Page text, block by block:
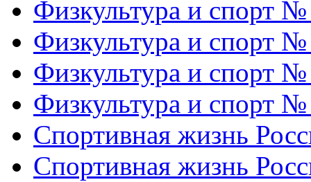
Физкультура и спорт
Физкультура и спорт
Физкультура и спорт
Физкультура и спорт
Спортивная жизнь
Спортивная жизнь